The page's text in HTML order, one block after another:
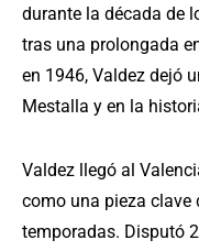
durante la década de
tras una prolongada
en 1946, Valdez dejó
Mestalla y en la
Valdez llegó al
como una pieza clave
temporadas. Disputó